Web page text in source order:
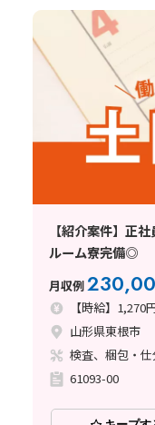
【紹介案件】正
ルーム寮完備◎
月収例
【時給】1,270
山形県東根市
検査、梱包・
61093-00